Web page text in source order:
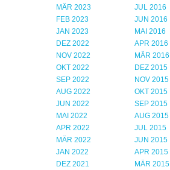
MÄR 2023
FEB 2023
JAN 2023
DEZ 2022
NOV 2022
OKT 2022
SEP 2022
AUG 2022
JUN 2022
MAI 2022
APR 2022
MÄR 2022
JAN 2022
DEZ 2021
JUL 2016
JUN 2016
MAI 2016
APR 2016
MÄR 2016
DEZ 2015
NOV 2015
OKT 2015
SEP 2015
AUG 2015
JUL 2015
JUN 2015
APR 2015
MÄR 2015